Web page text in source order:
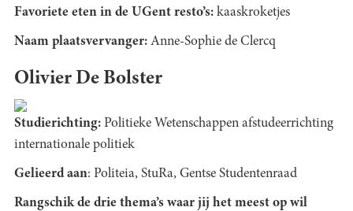
Favoriete eten in de UGent resto’s: kaaskroketjes
Naam plaatsvervanger: Anne-Sophie de Clercq
Olivier De Bolster
Studierichting: Politieke Wetenschappen afstudeerrichting
internationale politiek
Gelieerd aan: Politeia, StuRa, Gentse Studentenraad
Rangschik de drie thema’s waar jij het meest op wil